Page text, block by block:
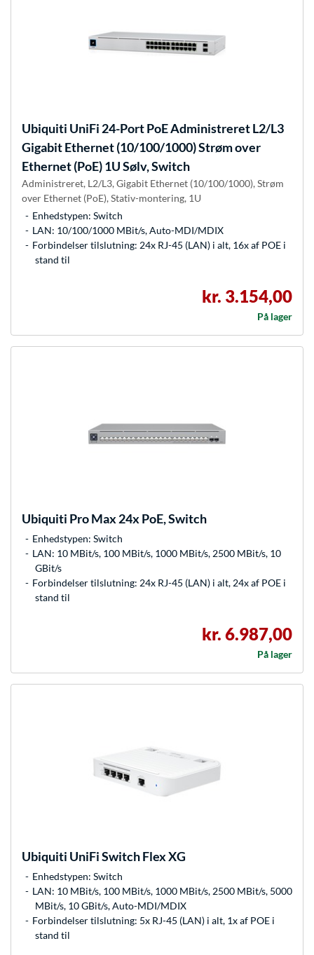
Ubiquiti UniFi 24-Port PoE Administreret L2/L3
Gigabit Ethernet (10/100/1000) Strøm over
Ethernet (PoE) 1U Sølv, Switch
Administreret, L2/L3, Gigabit Ethernet (10/100/1000), Strøm
over Ethernet (PoE), Stativ-montering, 1U
Enhedstypen: Switch
LAN: 10/100/1000 MBit/s, Auto-MDI/MDIX
Forbindelser tilslutning: 24x RJ-45 (LAN) i alt, 16x af POE i
stand til
kr. 3.154,00
På lager
Ubiquiti Pro Max 24x PoE, Switch
Enhedstypen: Switch
LAN: 10 MBit/s, 100 MBit/s, 1000 MBit/s, 2500 MBit/s, 10
GBit/s
Forbindelser tilslutning: 24x RJ-45 (LAN) i alt, 24x af POE i
stand til
kr. 6.987,00
På lager
Ubiquiti UniFi Switch Flex XG
Enhedstypen: Switch
LAN: 10 MBit/s, 100 MBit/s, 1000 MBit/s, 2500 MBit/s, 5000
MBit/s, 10 GBit/s, Auto-MDI/MDIX
Forbindelser tilslutning: 5x RJ-45 (LAN) i alt, 1x af POE i
stand til